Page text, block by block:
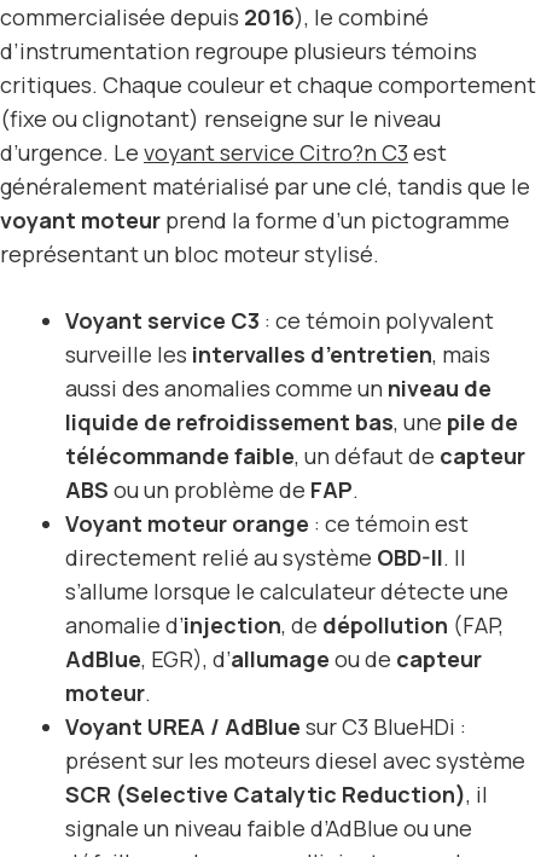
commercialisée depuis 2016), le combiné
d’instrumentation regroupe plusieurs témoins
critiques. Chaque couleur et chaque comportement
(fixe ou clignotant) renseigne sur le niveau
d’urgence. Le voyant service Citro?n C3 est
généralement matérialisé par une clé, tandis que le
voyant moteur prend la forme d’un pictogramme
représentant un bloc moteur stylisé.
Voyant service C3 : ce témoin polyvalent
surveille les intervalles d’entretien, mais
aussi des anomalies comme un niveau de
liquide de refroidissement bas, une pile de
télécommande faible, un défaut de capteur
ABS ou un problème de FAP.
Voyant moteur orange : ce témoin est
directement relié au système OBD-II. Il
s’allume lorsque le calculateur détecte une
anomalie d’injection, de dépollution (FAP,
AdBlue, EGR), d’allumage ou de capteur
moteur.
Voyant UREA / AdBlue sur C3 BlueHDi :
présent sur les moteurs diesel avec système
SCR (Selective Catalytic Reduction), il
signale un niveau faible d’AdBlue ou une